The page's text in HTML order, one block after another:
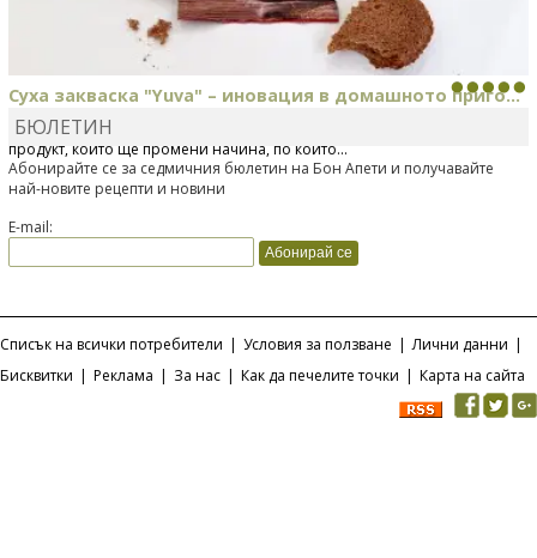
Суха закваска "Yuva" – иновация в домашното приго...
Отскоро Лесафр България стартира предлагането на изцяло нов
продукт, който ще промени начина, по който...
БЮЛЕТИН
Абонирайте се за седмичния бюлетин на Бон Апети и получавайте
най-новите рецепти и новини
E-mail:
Списък на всички потребители | Условия за ползване | Лични данни |
Бисквитки | Реклама | За нас | Как да печелите точки | Карта на сайта